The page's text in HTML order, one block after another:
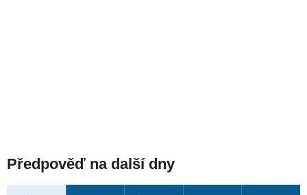
Předpověď na další dny